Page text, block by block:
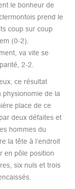
le bonheur de
prend le
coup sur coup
(0-2).
va vite se
2-2.
ce résultat
physionomie de la
place de ce
deux défaites et
hommes du
la tête à l’endroit
en pôle position
six nuls et trois